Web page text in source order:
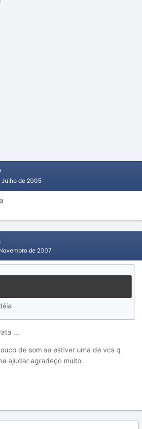
Julho de 2005
de 2007
...
de som se estiver uma de vcs q
ajudar agradeço muito